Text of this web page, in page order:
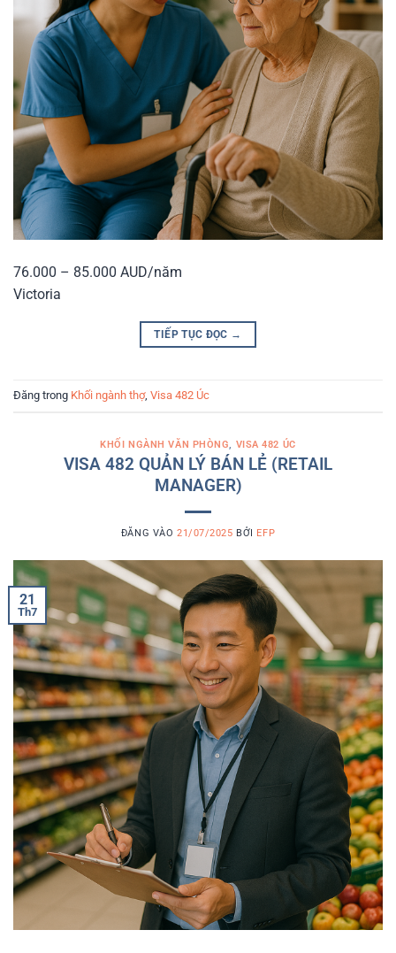
76.000 – 85.000 AUD/năm
Victoria
TIẾP TỤC ĐỌC →
Đăng trong Khối ngành thợ, Visa 482 Úc
KHỐI NGÀNH VĂN PHÒNG VISA 482 ÚC
VISA 482 QUẢN LÝ BÁN LẺ (RETAIL
MANAGER)
ĐĂNG VÀO 21/07/2025 BỞI EFP
21
Th7